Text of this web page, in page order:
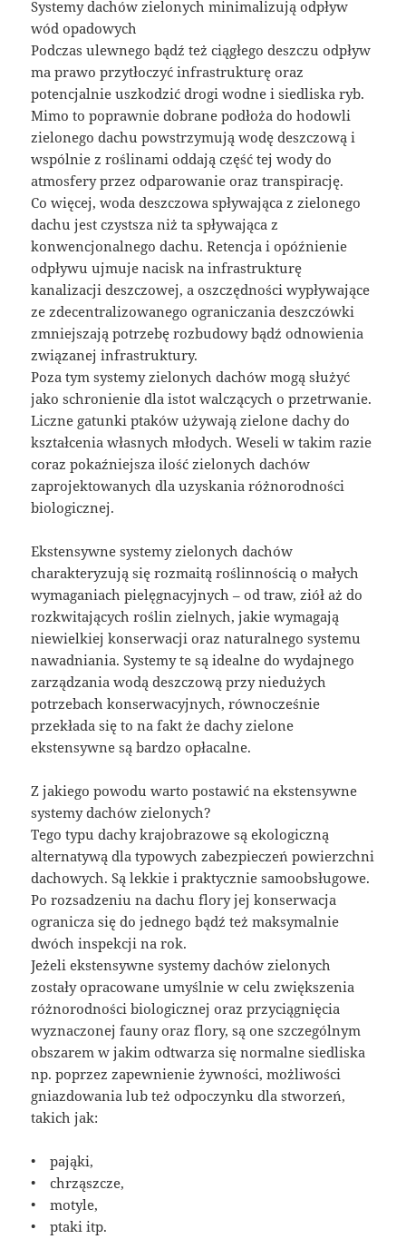
Systemy dachów zielonych minimalizują odpływ
wód opadowych
Podczas ulewnego bądź też ciągłego deszczu odpływ
ma prawo przytłoczyć infrastrukturę oraz
potencjalnie uszkodzić drogi wodne i siedliska ryb.
Mimo to poprawnie dobrane podłoża do hodowli
zielonego dachu powstrzymują wodę deszczową i
wspólnie z roślinami oddają część tej wody do
atmosfery przez odparowanie oraz transpirację.
Co więcej, woda deszczowa spływająca z zielonego
dachu jest czystsza niż ta spływająca z
konwencjonalnego dachu. Retencja i opóźnienie
odpływu ujmuje nacisk na infrastrukturę
kanalizacji deszczowej, a oszczędności wypływające
ze zdecentralizowanego ograniczania deszczówki
zmniejszają potrzebę rozbudowy bądź odnowienia
związanej infrastruktury.
Poza tym systemy zielonych dachów mogą służyć
jako schronienie dla istot walczących o przetrwanie.
Liczne gatunki ptaków używają zielone dachy do
kształcenia własnych młodych. Weseli w takim razie
coraz pokaźniejsza ilość zielonych dachów
zaprojektowanych dla uzyskania różnorodności
biologicznej.
Ekstensywne systemy zielonych dachów
charakteryzują się rozmaitą roślinnością o małych
wymaganiach pielęgnacyjnych – od traw, ziół aż do
rozkwitających roślin zielnych, jakie wymagają
niewielkiej konserwacji oraz naturalnego systemu
nawadniania. Systemy te są idealne do wydajnego
zarządzania wodą deszczową przy niedużych
potrzebach konserwacyjnych, równocześnie
przekłada się to na fakt że dachy zielone
ekstensywne są bardzo opłacalne.
Z jakiego powodu warto postawić na ekstensywne
systemy dachów zielonych?
Tego typu dachy krajobrazowe są ekologiczną
alternatywą dla typowych zabezpieczeń powierzchni
dachowych. Są lekkie i praktycznie samoobsługowe.
Po rozsadzeniu na dachu flory jej konserwacja
ogranicza się do jednego bądź też maksymalnie
dwóch inspekcji na rok.
Jeżeli ekstensywne systemy dachów zielonych
zostały opracowane umyślnie w celu zwiększenia
różnorodności biologicznej oraz przyciągnięcia
wyznaczonej fauny oraz flory, są one szczególnym
obszarem w jakim odtwarza się normalne siedliska
np. poprzez zapewnienie żywności, możliwości
gniazdowania lub też odpoczynku dla stworzeń,
takich jak:
• pająki,
• chrząszcze,
• motyle,
• ptaki itp.